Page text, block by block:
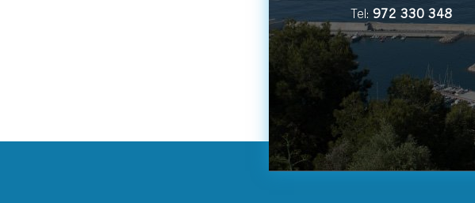
Tel: 972 330 348